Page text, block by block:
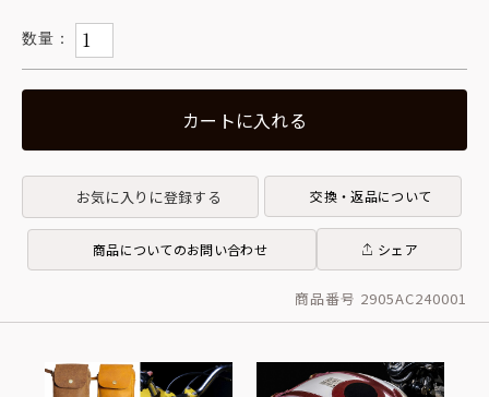
カートに入れる
お気に入りに登録する 交換・返品について
商品についてのお問い合わせ シェア
商品番号 2905AC240001